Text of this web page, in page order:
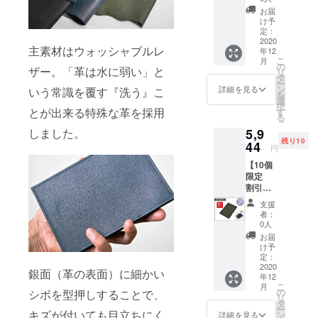
主素材はウォッシャブルレ
ザー。「革は水に弱い」と
いう常識を覆す『洗う』こ
とが出来る特殊な革を採用
しました。
銀面（革の表面）に細かい
シボを型押しすることで、
さい。
めご了
承くだ
さい。
※2020
年12月
中旬の
発送を
予定し
マスギ
フト用
として
お急ぎ
の方は
備考欄
にその
旨ご記
載くだ
さい。
ろ、 支
援者様
限定価
¥5,306
（消費
税・送
料込
す。 ※
仕様、
デザイ
ン等、
一部変
更にな
る場合
がござ
いま
す。あ
らかじ
めご了
承くだ
さい。
※2020
年12月
中旬の
10個 レ
ザーマ
スクホ
ルダー
（本体
色：ブ
ラッ
ク）× 1
個 一般
販売予
¥6,582
（消費
税・送
料込
み）の
とこ
ろ、 支
援者様
限定価
格
¥5,944
（消費
税・送
料込
み）で
お届け
しま
お届
け予
定：
2020
年12
月
詳細を見る
こ
の
リ
タ
ー
ン
を
選
択
す
る
5,9
44 円
残り10
【10個
限定
割引
10%OF
F】 限
定数：
10個 レ
ザーマ
スクホ
ルダー
（本体
色：
カー
キ）× 1
支援
者：
0人
お届
け予
定：
2020
年12
月
詳細を見る
こ
の
リ
タ
ー
ン